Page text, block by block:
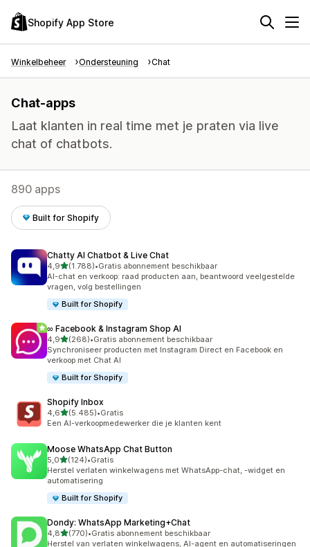
Shopify App Store
Winkelbeheer Ondersteuning Chat
Chat-apps
Laat klanten in real time met je praten via live
chat of chatbots.
890 apps
Built for Shopify
Chatty AI Chatbot & Live Chat
4,9van 5 sterren
(1.788)
1788 recensies in totaal
•Gratis abonnement beschikbaar
AI-chat en verkoop: raad producten aan, beantwoord veelgestelde
vragen, volg bestellingen
Built for Shopify
∞ Facebook & Instagram Shop AI
4,9van 5 sterren
(268)
268 recensies in totaal
•Gratis abonnement beschikbaar
Synchroniseer producten met Instagram Direct en Facebook en
verkoop met Chat AI
Built for Shopify
Shopify Inbox
4,6van 5 sterren
(5.485)
5485 recensies in totaal
•Gratis
Een AI-verkoopmedewerker die je klanten kent
Moose WhatsApp Chat Button
5,0van 5 sterren
(124)
124 recensies in totaal
•Gratis
Herstel verlaten winkelwagens met WhatsApp-chat, -widget en
automatisering
Built for Shopify
Dondy: WhatsApp Marketing+Chat
4,8van 5 sterren
(770)
770 recensies in totaal
•Gratis abonnement beschikbaar
Herstel van verlaten winkelwagens, AI-agent en automatiseringen